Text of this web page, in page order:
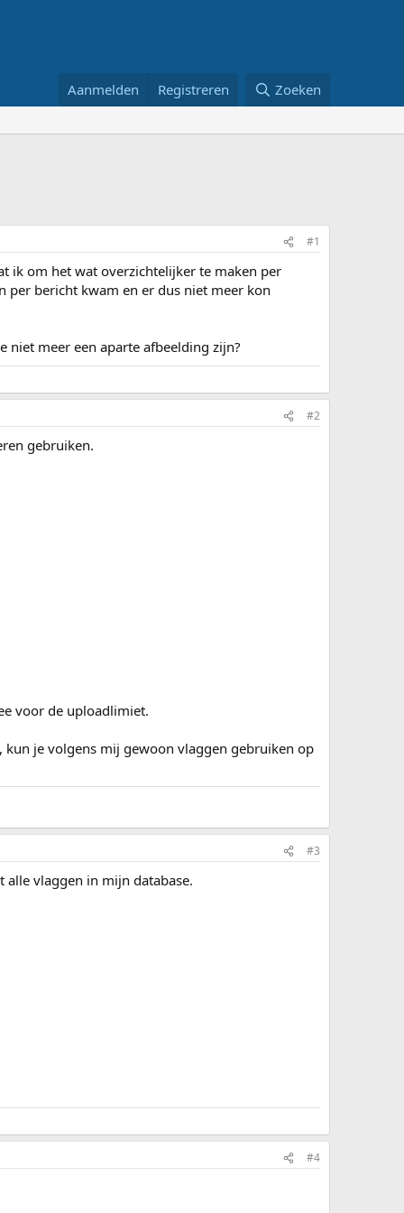
Aanmelden Registreren Zoeken
#1
ik om het wat overzichtelijker te maken per
per bericht kwam en er dus niet meer kon
meer een aparte afbeelding zijn?
#2
gebruiken.
voor de uploadlimiet.
je volgens mij gewoon vlaggen gebruiken op
#3
alle vlaggen in mijn database.
#4